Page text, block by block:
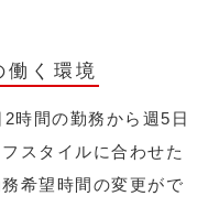
働く環境
時間の勤務から週5日
スタイルに合わせた
希望時間の変更がで